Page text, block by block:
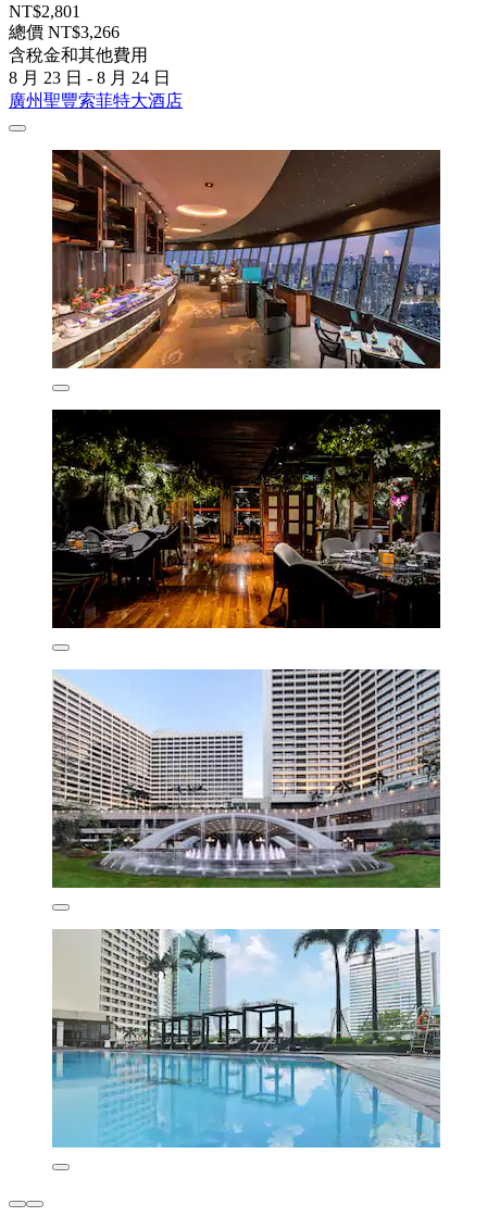
NT$2,801
總價 NT$3,266
含稅金和其他費用
8 月 23 日 - 8 月 24 日
廣州聖豐索菲特大酒店